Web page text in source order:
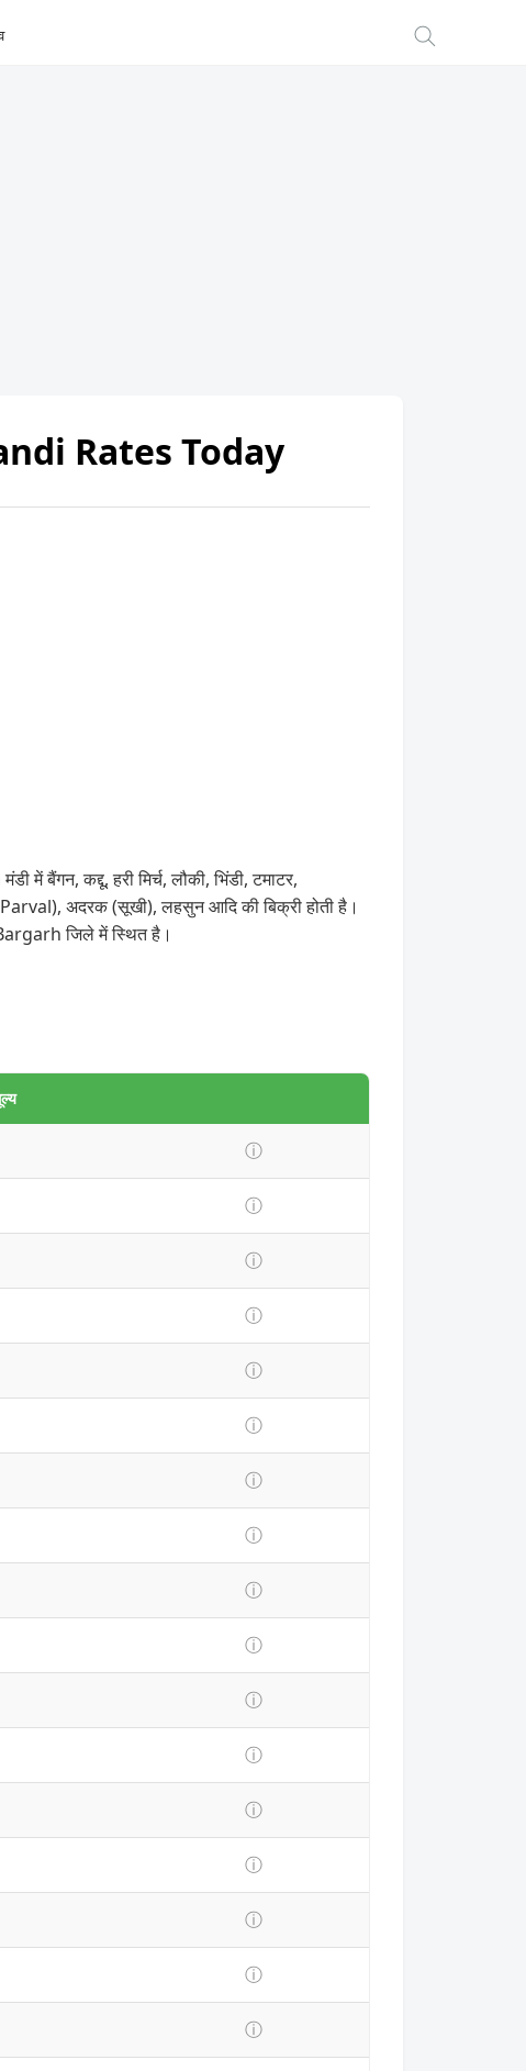
Rates Today
बैंगन, कद्दू, हरी मिर्च, लौकी, भिंडी, टमाटर,
अदरक (सूखी), लहसुन आदि की बिक्री होती है।
जिले में स्थित है।
ⓘ
ⓘ
ⓘ
ⓘ
ⓘ
ⓘ
ⓘ
ⓘ
ⓘ
ⓘ
ⓘ
ⓘ
ⓘ
ⓘ
ⓘ
ⓘ
ⓘ